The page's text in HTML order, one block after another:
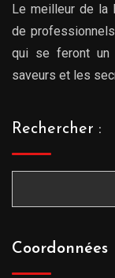
Le meilleur de la
de
qui se feront un
saveurs et les
Rechercher :
Coordonnées